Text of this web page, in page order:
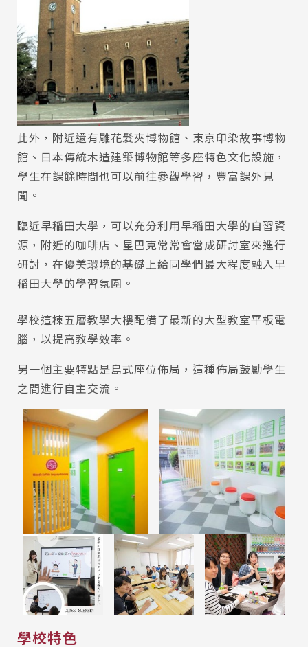
此外，附近還有雕花髮夾博物館、東京印染故事博物
館、日本傳統木造建築博物館等多座特色文化設施，
學生在課餘時間也可以前往參觀學習，豐富課外見
聞。
臨近早稲田大學，可以充分利用早稲田大學的自習資
源，附近的咖啡店、星巴克常常會當成研討室來進行
研討，在優美環境的基礎上給同學們最大程度融入早
稲田大學的學習氛圍。
學校這棟五層教學大樓配備了最新的大型教室平板電
腦，以提高教學效率。
另一個主要特點是島式座位佈局，這種佈局鼓勵學生
之間進行自主交流。
學校特色